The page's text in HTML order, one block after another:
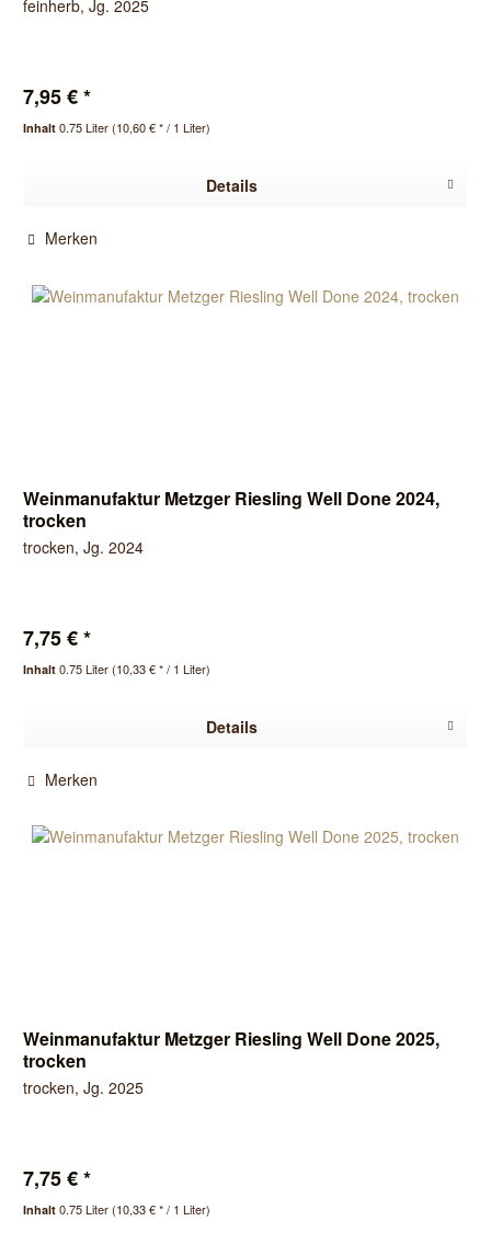
feinherb, Jg. 2025
7,95 € *
Inhalt0.75 Liter(10,60 € * / 1 Liter)
Details
Merken
Weinmanufaktur Metzger Riesling Well Done 2024,
trocken
trocken, Jg. 2024
7,75 € *
Inhalt0.75 Liter(10,33 € * / 1 Liter)
Details
Merken
Weinmanufaktur Metzger Riesling Well Done 2025,
trocken
trocken, Jg. 2025
7,75 € *
Inhalt0.75 Liter(10,33 € * / 1 Liter)